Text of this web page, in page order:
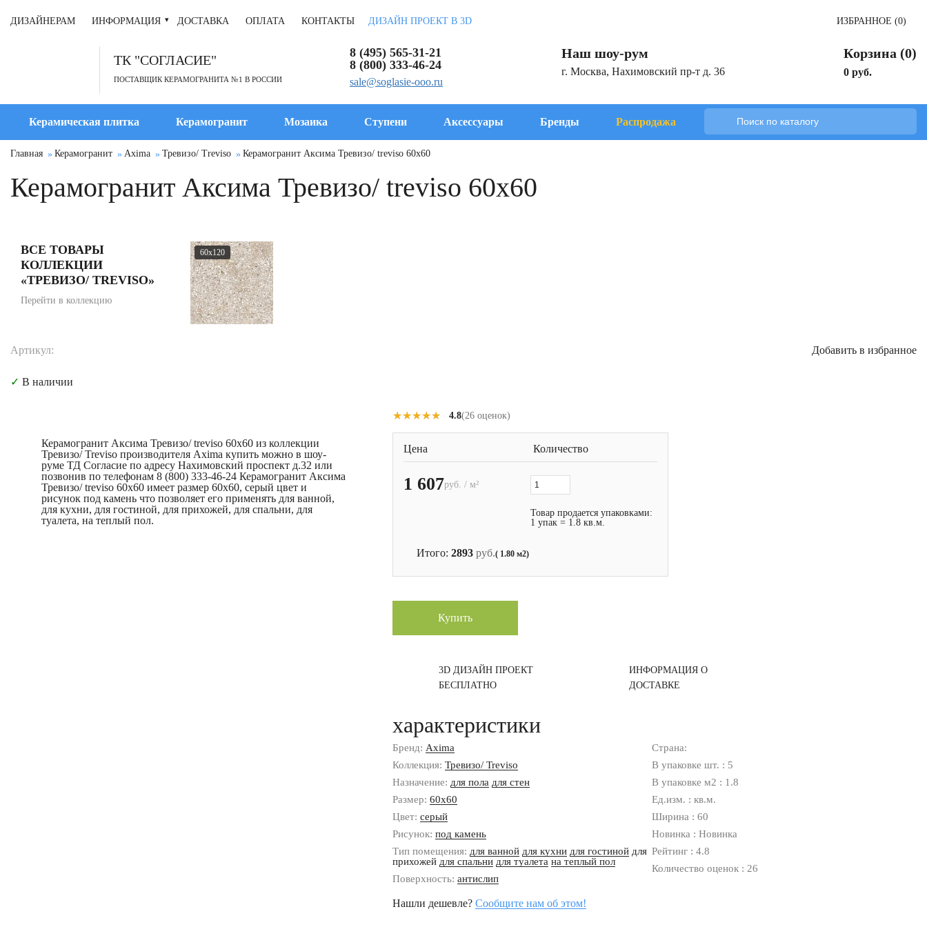
ДИЗАЙНЕРАМ ИНФОРМАЦИЯ ДОСТАВКА ОПЛАТА КОНТАКТЫ ДИЗАЙН ПРОЕКТ В 3D ИЗБРАННОЕ (0)
ТК "СОГЛАСИЕ"
ПОСТАВЩИК КЕРАМОГРАНИТА №1 В РОССИИ
8 (495) 565-31-21
8 (800) 333-46-24
sale@soglasie-ooo.ru
Наш шоу-рум
г. Москва, Нахимовский пр-т д. 36
Корзина (0)
0 руб.
Керамическая плитка Керамогранит Мозаика Ступени Аксессуары Бренды Распродажа
Главная Керамогранит Axima Тревизо/ Treviso Керамогранит Аксима Тревизо/ treviso 60x60
Керамогранит Аксима Тревизо/ treviso 60x60
ВСЕ ТОВАРЫ
КОЛЛЕКЦИИ
«ТРЕВИЗО/ TREVISO»
Перейти в коллекцию
60x120
Артикул: Добавить в избранное
✓ В наличии
Керамогранит Аксима Тревизо/ treviso 60x60 из коллекции
Тревизо/ Treviso производителя Axima купить можно в шоу-
руме ТД Согласие по адресу Нахимовский проспект д.32 или
позвонив по телефонам 8 (800) 333-46-24 Керамогранит Аксима
Тревизо/ treviso 60x60 имеет размер 60x60, серый цвет и
рисунок под камень что позволяет его применять для ванной,
для кухни, для гостиной, для прихожей, для спальни, для
туалета, на теплый пол.
★★★★★
★★★★★ 4.8(26 оценок)
Цена Количество
1 607руб. / м²
Товар продается упаковками:
1 упак = 1.8 кв.м.
Итого: 2893 руб.( 1.80 м2)
Купить
3D ДИЗАЙН ПРОЕКТ
БЕСПЛАТНО
ИНФОРМАЦИЯ О
ДОСТАВКЕ
характеристики
Бренд: Axima
Коллекция: Тревизо/ Treviso
Назначение: для пола для стен
Размер: 60x60
Цвет: серый
Рисунок: под камень
Тип помещения: для ванной для кухни для гостиной для
прихожей для спальни для туалета на теплый пол
Поверхность: антислип
Страна:
В упаковке шт. : 5
В упаковке м2 : 1.8
Ед.изм. : кв.м.
Ширина : 60
Новинка : Новинка
Рейтинг : 4.8
Количество оценок : 26
Нашли дешевле? Сообщите нам об этом!